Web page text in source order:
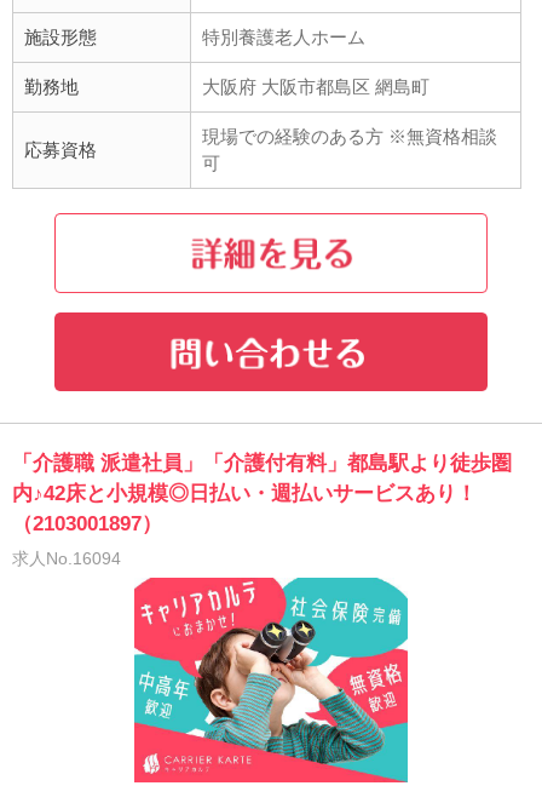
施設形態 特別養護老人ホーム
勤務地 大阪府 大阪市都島区 網島町
応募資格
現場での経験のある方 ※無資格相談
可
「介護職 派遣社員」「介護付有料」都島駅より徒歩圏
内♪42床と小規模◎日払い・週払いサービスあり！
（2103001897）
求人No.16094